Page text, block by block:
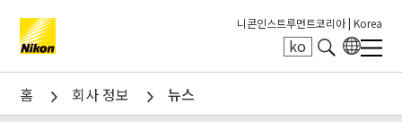
니콘인스트루먼트코리아 | Korea
ko
Search keyword(s)
홈 회사 정보 뉴스